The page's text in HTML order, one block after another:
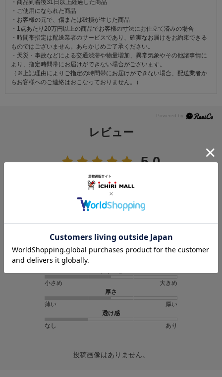
・商品到着後31日以上経過した商品
・ご使用になられた商品
・お客様の元で、傷または破損が生じた商品
・1点あたり20万円以上の商品でお客様の寸法にお仕立て済みの場合
・時間帯指定は配送業者のサービスであり、確実なお届けをお約束できる
ものではございません。あらかじめご了承ください。
・天災・事故などによる交通渋滞や物量増加、異常気象やその他諸事情に
より、指定時間帯にお届けができない場合がございます。
（※上記理由によりご指定の時間帯にお届けができない場合、配送業者か
らお客様へのご連絡はおこなっておりません。）
レビュー
5.0
レビュー件数：
(0)
★ 1 (0)
小さめ
大きめ
厚さ
薄い
厚い
透け感
なし
あり
投稿画像はありません。